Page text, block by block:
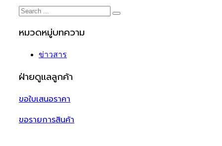
หมวดหมู่บทความ
ข่าวสาร
ฝ่ายดูแลลูกค้า
ขอใบเสนอราคา
ขอรายการสินค้า